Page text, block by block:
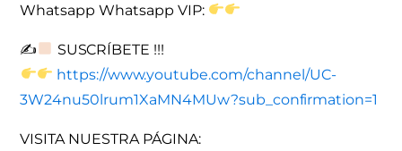
Whatsapp Whatsapp VIP:
✍
SUSCRÍBETE !!!
https://www.youtube.com/channel/UC-
3W24nu50lrum1XaMN4MUw?sub_confirmation=1
VISITA NUESTRA PÁGINA: